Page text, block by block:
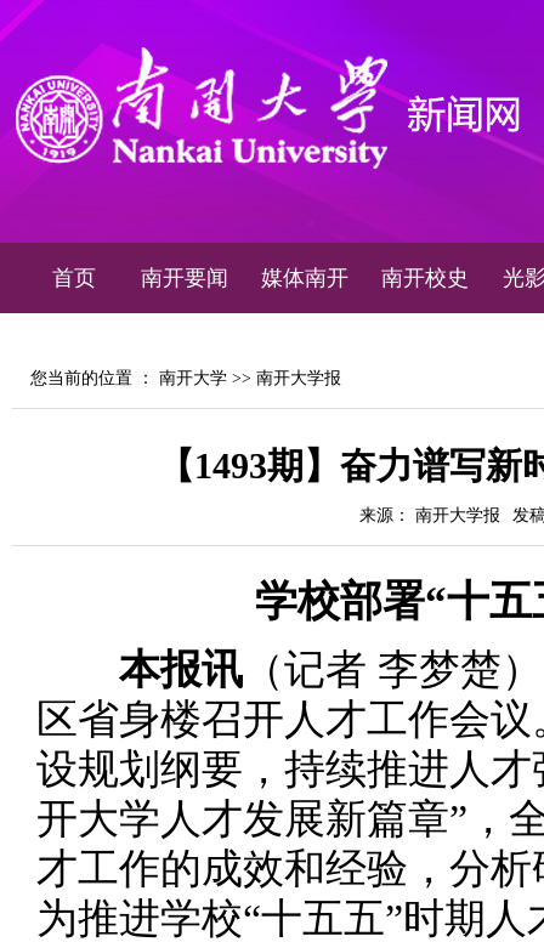
首页 南开要闻 媒体南开 南开校史 光
您当前的位置 ： 南开大学 >> 南开大学报
【1493期】奋力谱写
来源： 南开大学报 发
学校部署“十
本报讯 （记者 李梦楚
区省身楼召开人才工作会
设规划纲要，持续推进人
开大学人才发展新篇章”，
才工作的成效和经验，分
为推进学校“十五五”时期